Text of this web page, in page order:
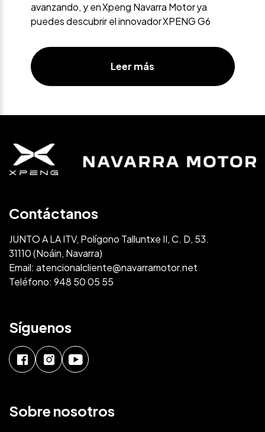
avanzando, y en Xpeng Navarra Motor ya
puedes descubrir el innovador XPENG G6
Leer más
Contáctanos
JUNTO A LA ITV, Polígono Talluntxe II, C. D, 53.
31110 (Noáin, Navarra)
Email: atencionalcliente@navarramotor.net
Teléfono: 948 50 05 55
Síguenos
Sobre nosotros